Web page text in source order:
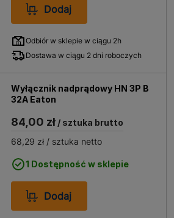
Dodaj
Odbiór w sklepie w ciągu 2h
Dostawa w ciągu 2 dni roboczych
Wyłącznik nadprądowy HN 3P B
32A Eaton
84,00 zł / sztuka brutto
68,29 zł / sztuka netto
1 Dostępność w sklepie
Dodaj